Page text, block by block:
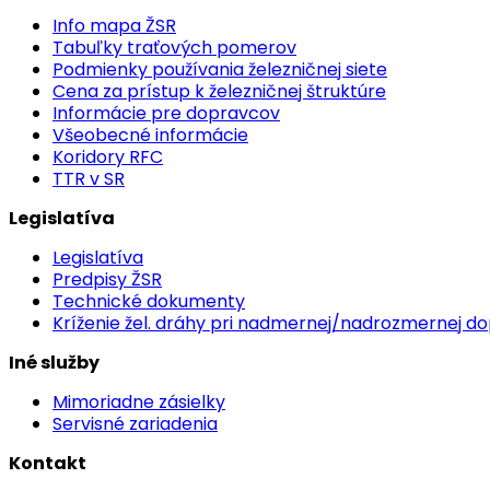
Info mapa ŽSR
Tabuľky traťových pomerov
Podmienky používania železničnej siete
Cena za prístup k železničnej štruktúre
Informácie pre dopravcov
Všeobecné informácie
Koridory RFC
TTR v SR
Legislatíva
Legislatíva
Predpisy ŽSR
Technické dokumenty
Kríženie žel. dráhy pri nadmernej/nadrozmernej
Iné služby
Mimoriadne zásielky
Servisné zariadenia
Kontakt